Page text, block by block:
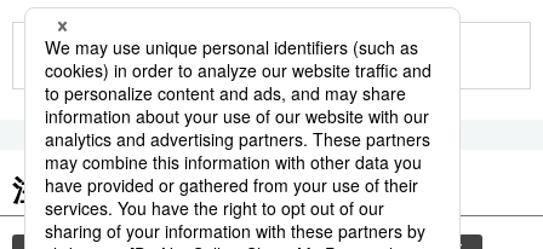
もっと見る
注目のキーワード